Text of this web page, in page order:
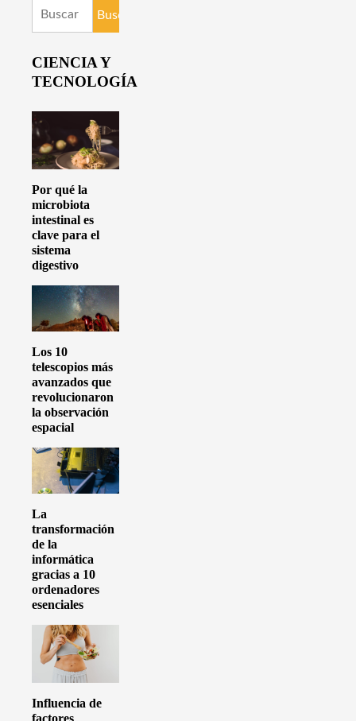
Buscar:
CIENCIA Y
TECNOLOGÍA
Por qué la
microbiota
intestinal es
clave para el
sistema
digestivo
Los 10
telescopios más
avanzados que
revolucionaron
la observación
espacial
La
transformación
de la
informática
gracias a 10
ordenadores
esenciales
Influencia de